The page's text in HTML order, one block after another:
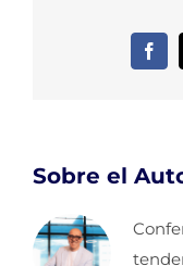
Sobre el